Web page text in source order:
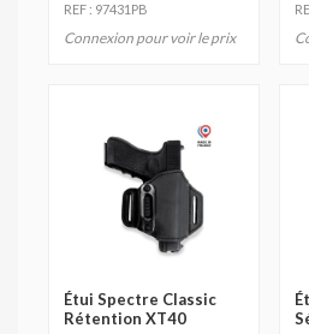
REF : 97431PB
Connexion pour voir le prix
Étui Spectre Classic
Rétention XT40